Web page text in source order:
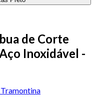
de Corte
Inoxidável -
Tramontina